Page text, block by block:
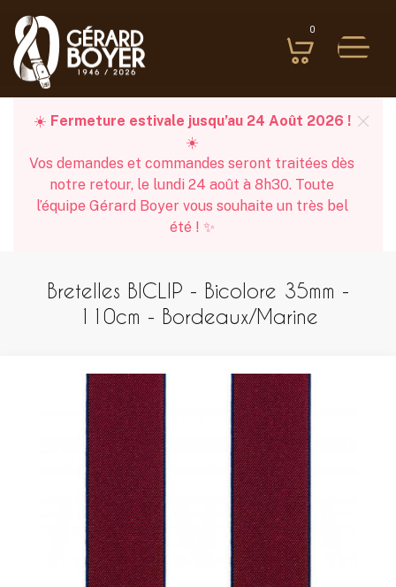
0
☀️ Fermeture estivale jusqu’au 24 Août 2026 !
☀️
Vos demandes et commandes seront traitées dès
notre retour, le lundi 24 août à 8h30. Toute
l’équipe Gérard Boyer vous souhaite un très bel
été ! ✨
Bretelles BICLIP - Bicolore 35mm -
110cm - Bordeaux/Marine